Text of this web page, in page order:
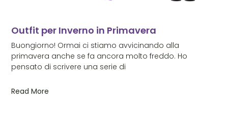
Outfit per Inverno in Primavera
Buongiorno! Ormai ci stiamo avvicinando alla
primavera anche se fa ancora molto freddo. Ho
pensato di scrivere una serie di
Read More